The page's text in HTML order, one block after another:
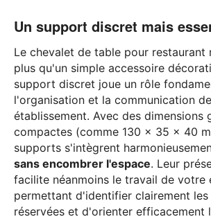
Un support discret mais
Le chevalet de table pour restaurant
plus qu'un simple accessoire
support discret joue un rôle
l'organisation et la communication
établissement. Avec des dimensions
compactes (comme 130 x 35 x 40
supports s'intègrent
sans encombrer l'espace. Leur
facilite néanmoins le travail de votre
permettant d'identifier clairement
réservées et d'orienter efficacement